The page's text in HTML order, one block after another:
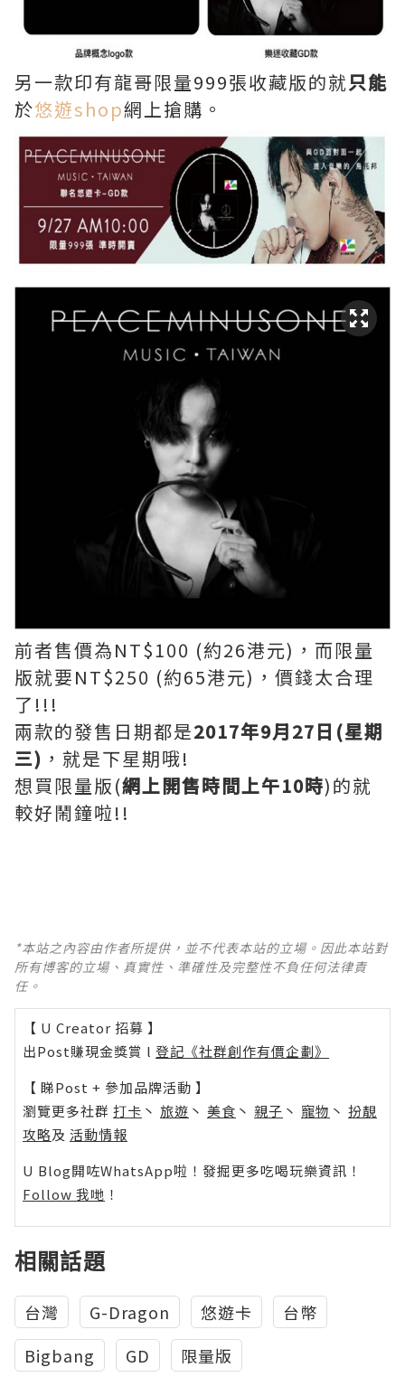
另一款印有龍哥限量999張收藏版的就只能
於悠遊shop網上搶購。
前者售價為NT$100 (約26港元)，而限量
版就要NT$250 (約65港元)，價錢太合理
了!!!
兩款的發售日期都是2017年9月27日(星期
三) ，就是下星期哦!
想買限量版(網上開售時間上午10時)的就
較好鬧鐘啦!!
*本站之內容由作者所提供，並不代表本站的立場。因此本站對
所有博客的立場、真實性、準確性及完整性不負任何法律責
任。
【 U Creator 招募 】
出Post賺現金獎賞 l 登記《社群創作有價企劃》
【 睇Post + 參加品牌活動 】
瀏覽更多社群 打卡 丶 旅遊 丶 美食 丶 親子 丶 寵物 丶 扮靚
攻略及 活動情報
U Blog開咗WhatsApp啦！發掘更多吃喝玩樂資訊！
Follow 我哋 ！
相關話題
台灣 G-Dragon 悠遊卡
台幣
Bigbang
GD 限量版